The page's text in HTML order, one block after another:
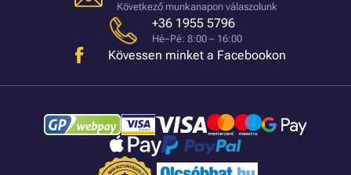
Következő munkanapon válaszolunk
+36 1955 5796
Hé–Pé: 8:00 – 16:00
Kövessen minket a Facebookon